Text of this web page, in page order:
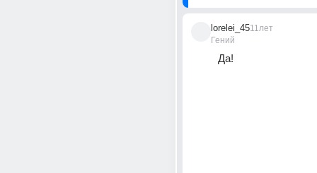
lorelei_45
Гений
11лет
Да!